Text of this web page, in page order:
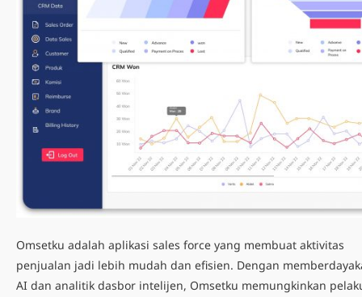
Omsetku adalah aplikasi sales force yang membuat aktivitas
penjualan jadi lebih mudah dan efisien. Dengan
AI dan analitik dasbor intelijen, Omsetku memungkinkan